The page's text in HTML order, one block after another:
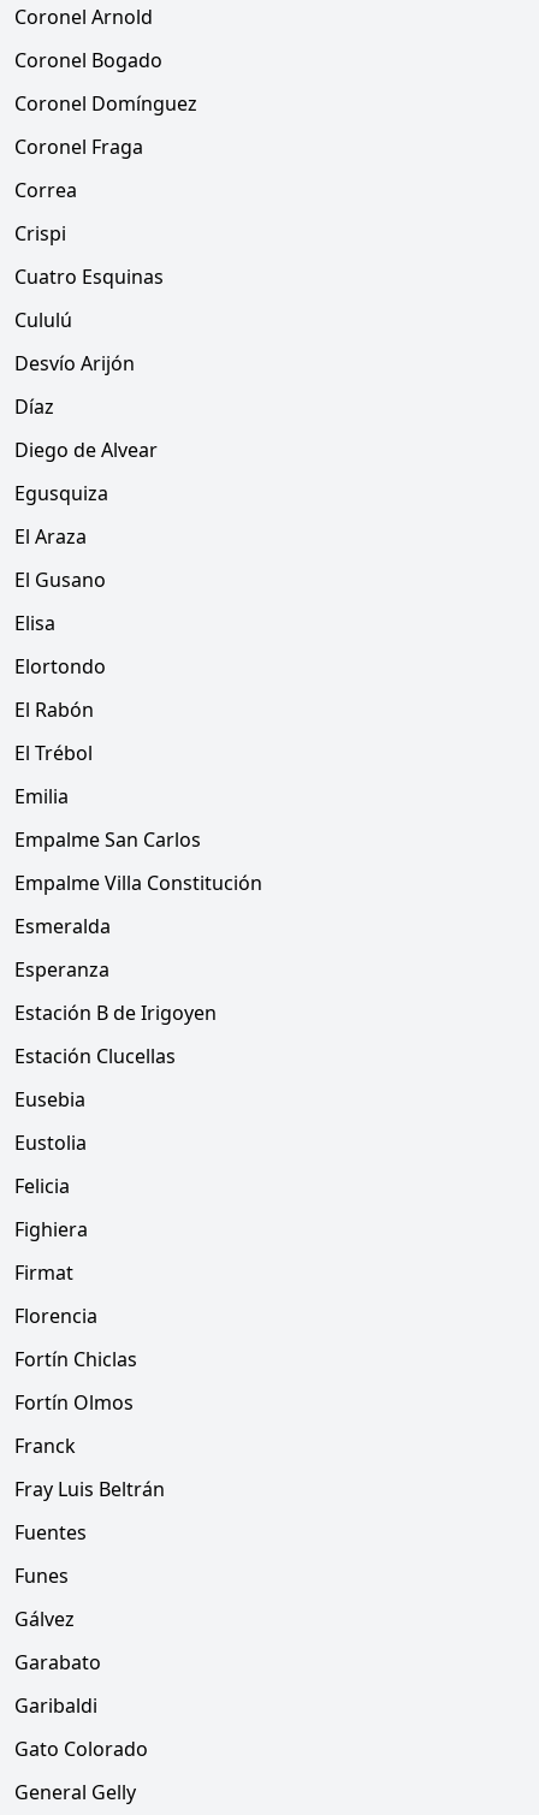
Coronel Arnold
Coronel Bogado
Coronel Domínguez
Coronel Fraga
Correa
Crispi
Cuatro Esquinas
Cululú
Desvío Arijón
Díaz
Diego de Alvear
Egusquiza
El Araza
El Gusano
Elisa
Elortondo
El Rabón
El Trébol
Emilia
Empalme San Carlos
Empalme Villa Constitución
Esmeralda
Esperanza
Estación B de Irigoyen
Estación Clucellas
Eusebia
Eustolia
Felicia
Fighiera
Firmat
Florencia
Fortín Chiclas
Fortín Olmos
Franck
Fray Luis Beltrán
Fuentes
Funes
Gálvez
Garabato
Garibaldi
Gato Colorado
General Gelly